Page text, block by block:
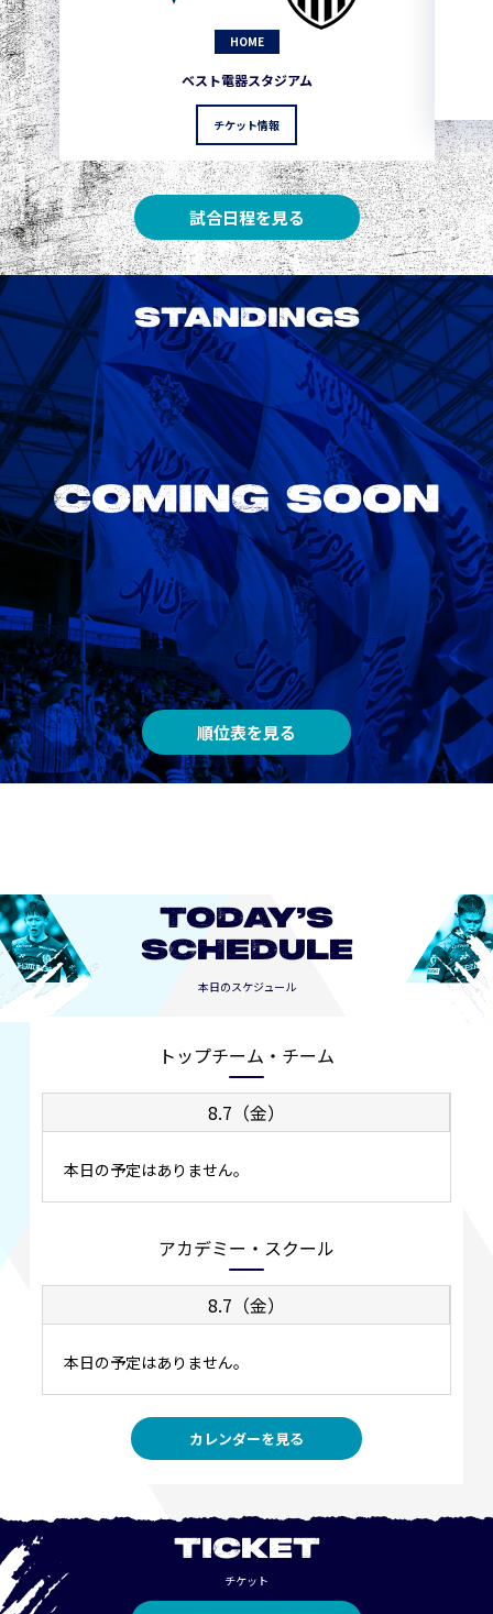
HOME
ベスト電器スタジアム
チケット情報
試合日程を見る
STANDINGS
順位表を見る
TODAY’S
SCHEDULE
本日のスケジュール
トップチーム・チーム
8.7（金）
本日の予定はありません。
アカデミー・スクール
8.7（金）
本日の予定はありません。
カレンダーを見る
TICKET
チケット